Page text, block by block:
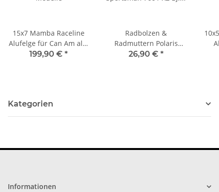
15x7 Mamba Raceline
Alufelge für Can Am alle
Modelle
199,90 € *
Radbolzen &
Radmuttern Polaris
Sportsman 700 / X2 Bj.
26,90 € *
Kategorien
Informationen